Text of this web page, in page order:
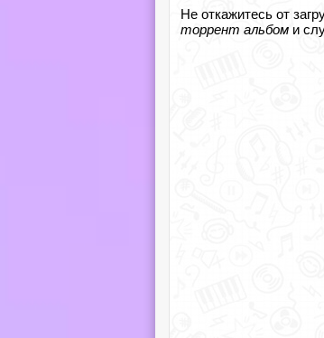
Не откажитесь от
торрент альбом и